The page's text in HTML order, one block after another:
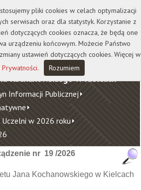
Biblioteka
Wydawnictwo
Kochanowskiego w Kielcach
Informacji Publicznej
w 2026 roku
nr 19 /2026
Jana Kochanowskiego w Kielcach
pliki cookies w celach optymalizacji
serwisach oraz dla statystyk. Korzystanie z
dotyczących cookies oznacza, że będą one
urządzeniu końcowym. Możecie Państwo
ustawień dotyczących cookies. Więcej w
. Rozumiem